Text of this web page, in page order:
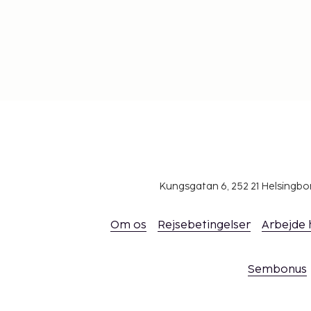
Kungsgatan 6, 252 21
Om os Rejsebetingelser Arbejde
Sembonus